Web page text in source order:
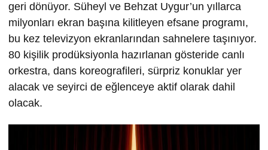
geri dönüyor. Süheyl ve Behzat Uygur’un yıllarca
milyonları ekran başına kilitleyen efsane programı,
bu kez televizyon ekranlarından sahnelere taşınıyor.
80 kişilik prodüksiyonla hazırlanan gösteride canlı
orkestra, dans koreografileri, sürpriz konuklar yer
alacak ve seyirci de eğlenceye aktif olarak dahil
olacak.